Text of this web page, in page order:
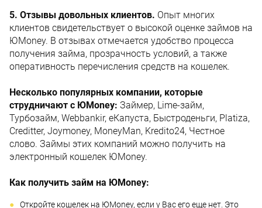
5. Отзывы довольных клиентов. Опыт многих
клиентов свидетельствует о высокой оценке займов на
ЮMoney. В отзывах отмечается удобство процесса
получения займа, прозрачность условий, а также
оперативность перечисления средств на кошелек.
Несколько популярных компании, которые
струдничают с ЮMoney: Займер, Lime-займ,
Турбозайм, Webbankir, еКапуста, Быстроденьги, Platiza,
Creditter, Joymoney, MoneyMan, Kredito24, Честное
слово. Займы этих компаний можно получить на
электронный кошелек ЮMoney.
Как получить займ на ЮMoney:
Откройте кошелек на ЮMoney, если у Вас его еще нет. Это